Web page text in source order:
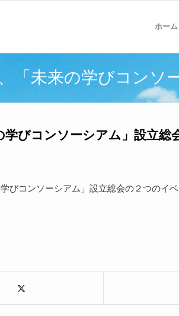
ホーム
「未来の学びコンソ
びコンソーシアム」設立総
びコンソーシアム」設立総会の２つのイ